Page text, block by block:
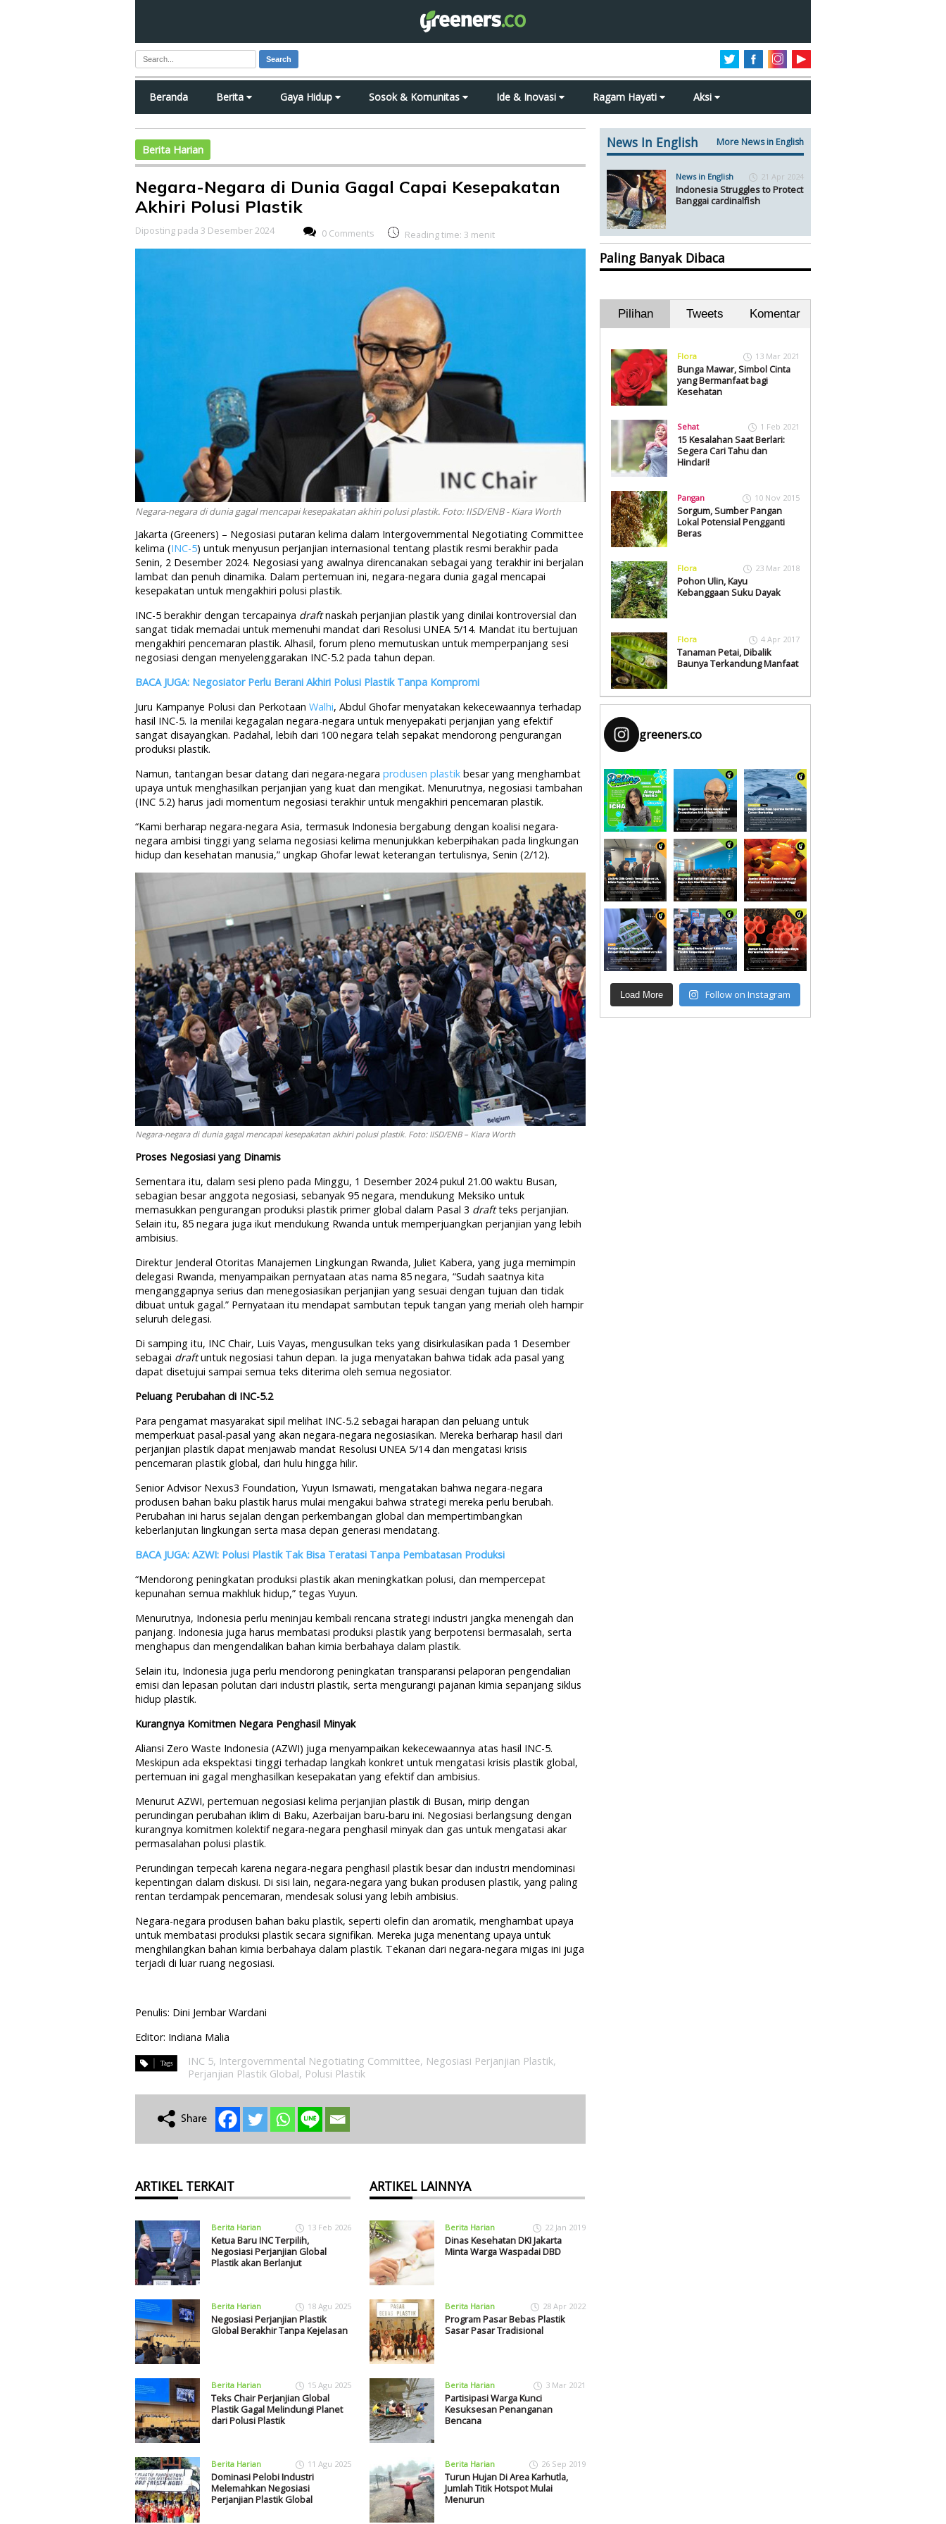
Search
Beranda Berita Gaya Hidup Sosok & Komunitas Ide & Inovasi Ragam Hayati Aksi
Berita Harian
Negara-Negara di Dunia Gagal Capai Kesepakatan
Akhiri Polusi Plastik
Diposting pada 3 Desember 2024 0 Comments Reading time: 3 menit
Negara-negara di dunia gagal mencapai kesepakatan akhiri polusi plastik. Foto: IISD/ENB - Kiara Worth
Jakarta (Greeners) – Negosiasi putaran kelima dalam Intergovernmental Negotiating Committee
kelima (INC-5) untuk menyusun perjanjian internasional tentang plastik resmi berakhir pada
Senin, 2 Desember 2024. Negosiasi yang awalnya direncanakan sebagai yang terakhir ini berjalan
lambat dan penuh dinamika. Dalam pertemuan ini, negara-negara dunia gagal mencapai
kesepakatan untuk mengakhiri polusi plastik.
INC-5 berakhir dengan tercapainya draftnaskah perjanjian plastik yang dinilai kontroversial dan
sangat tidak memadai untuk memenuhi mandat dari Resolusi UNEA 5/14. Mandat itu bertujuan
mengakhiri pencemaran plastik. Alhasil, forum pleno memutuskan untuk memperpanjang sesi
negosiasi dengan menyelenggarakan INC-5.2 pada tahun depan.
BACA JUGA: Negosiator Perlu Berani Akhiri Polusi Plastik Tanpa Kompromi
Juru Kampanye Polusi dan Perkotaan Walhi, Abdul Ghofar menyatakan kekecewaannya terhadap
hasil INC-5. Ia menilai kegagalan negara-negara untuk menyepakati perjanjian yang efektif
sangat disayangkan. Padahal, lebih dari 100 negara telah sepakat mendorong pengurangan
produksi plastik.
Namun, tantangan besar datang dari negara-negara produsen plastik besar yang menghambat
upaya untuk menghasilkan perjanjian yang kuat dan mengikat. Menurutnya, negosiasi tambahan
(INC 5.2) harus jadi momentum negosiasi terakhir untuk mengakhiri pencemaran plastik.
“Kami berharap negara-negara Asia, termasuk Indonesia bergabung dengan koalisi negara-
negara ambisi tinggi yang selama negosiasi kelima menunjukkan keberpihakan pada lingkungan
hidup dan kesehatan manusia,” ungkap Ghofar lewat keterangan tertulisnya, Senin (2/12).
Negara-negara di dunia gagal mencapai kesepakatan akhiri polusi plastik. Foto: IISD/ENB – Kiara Worth
Proses Negosiasi yang Dinamis
Sementara itu, dalam sesi pleno pada Minggu, 1 Desember 2024 pukul 21.00 waktu Busan,
sebagian besar anggota negosiasi, sebanyak 95 negara, mendukung Meksiko untuk
memasukkan pengurangan produksi plastik primer global dalam Pasal 3 draftteks perjanjian.
Selain itu, 85 negara juga ikut mendukung Rwanda untuk memperjuangkan perjanjian yang lebih
ambisius.
Direktur Jenderal Otoritas Manajemen Lingkungan Rwanda, Juliet Kabera, yang juga memimpin
delegasi Rwanda, menyampaikan pernyataan atas nama 85 negara, “Sudah saatnya kita
menganggapnya serius dan menegosiasikan perjanjian yang sesuai dengan tujuan dan tidak
dibuat untuk gagal.” Pernyataan itu mendapat sambutan tepuk tangan yang meriah oleh hampir
seluruh delegasi.
Di samping itu, INC Chair, Luis Vayas, mengusulkan teks yang disirkulasikan pada 1 Desember
sebagai draftuntuk negosiasi tahun depan. Ia juga menyatakan bahwa tidak ada pasal yang
dapat disetujui sampai semua teks diterima oleh semua negosiator.
Peluang Perubahan di INC-5.2
Para pengamat masyarakat sipil melihat INC-5.2 sebagai harapan dan peluang untuk
memperkuat pasal-pasal yang akan negara-negara negosiasikan. Mereka berharap hasil dari
perjanjian plastik dapat menjawab mandat Resolusi UNEA 5/14 dan mengatasi krisis
pencemaran plastik global, dari hulu hingga hilir.
Senior Advisor Nexus3 Foundation, Yuyun Ismawati, mengatakan bahwa negara-negara
produsen bahan baku plastik harus mulai mengakui bahwa strategi mereka perlu berubah.
Perubahan ini harus sejalan dengan perkembangan global dan mempertimbangkan
keberlanjutan lingkungan serta masa depan generasi mendatang.
BACA JUGA: AZWI: Polusi Plastik Tak Bisa Teratasi Tanpa Pembatasan Produksi
“Mendorong peningkatan produksi plastik akan meningkatkan polusi, dan mempercepat
kepunahan semua makhluk hidup,” tegas Yuyun.
Menurutnya, Indonesia perlu meninjau kembali rencana strategi industri jangka menengah dan
panjang. Indonesia juga harus membatasi produksi plastik yang berpotensi bermasalah, serta
menghapus dan mengendalikan bahan kimia berbahaya dalam plastik.
Selain itu, Indonesia juga perlu mendorong peningkatan transparansi pelaporan pengendalian
emisi dan lepasan polutan dari industri plastik, serta mengurangi pajanan kimia sepanjang siklus
hidup plastik.
Kurangnya Komitmen Negara Penghasil Minyak
Aliansi Zero Waste Indonesia (AZWI) juga menyampaikan kekecewaannya atas hasil INC-5.
Meskipun ada ekspektasi tinggi terhadap langkah konkret untuk mengatasi krisis plastik global,
pertemuan ini gagal menghasilkan kesepakatan yang efektif dan ambisius.
Menurut AZWI, pertemuan negosiasi kelima perjanjian plastik di Busan, mirip dengan
perundingan perubahan iklim di Baku, Azerbaijan baru-baru ini. Negosiasi berlangsung dengan
kurangnya komitmen kolektif negara-negara penghasil minyak dan gas untuk mengatasi akar
permasalahan polusi plastik.
Perundingan terpecah karena negara-negara penghasil plastik besar dan industri mendominasi
kepentingan dalam diskusi. Di sisi lain, negara-negara yang bukan produsen plastik, yang paling
rentan terdampak pencemaran, mendesak solusi yang lebih ambisius.
Negara-negara produsen bahan baku plastik, seperti olefin dan aromatik, menghambat upaya
untuk membatasi produksi plastik secara signifikan. Mereka juga menentang upaya untuk
menghilangkan bahan kimia berbahaya dalam plastik. Tekanan dari negara-negara migas ini juga
terjadi di luar ruang negosiasi.
Penulis: Dini Jembar Wardani
Editor: Indiana Malia
INC 5, Intergovernmental Negotiating Committee, Negosiasi Perjanjian Plastik,
Perjanjian Plastik Global, Polusi Plastik
ARTIKEL TERKAIT
Berita Harian 13 Feb 2026
Ketua Baru INC Terpilih,
Negosiasi Perjanjian Global
Plastik akan Berlanjut
Berita Harian 18 Agu 2025
Negosiasi Perjanjian Plastik
Global Berakhir Tanpa Kejelasan
Berita Harian 15 Agu 2025
Teks Chair Perjanjian Global
Plastik Gagal Melindungi Planet
dari Polusi Plastik
Berita Harian 11 Agu 2025
Dominasi Pelobi Industri
Melemahkan Negosiasi
Perjanjian Plastik Global
ARTIKEL LAINNYA
Berita Harian 22 Jan 2019
Dinas Kesehatan DKI Jakarta
Minta Warga Waspadai DBD
Berita Harian 28 Apr 2022
Program Pasar Bebas Plastik
Sasar Pasar Tradisional
Berita Harian 3 Mar 2021
Partisipasi Warga Kunci
Kesuksesan Penanganan
Bencana
Berita Harian 26 Sep 2019
Turun Hujan Di Area Karhutla,
Jumlah Titik Hotspot Mulai
Menurun
News In English More News in English
News in English 21 Apr 2024
Indonesia Struggles to Protect
Banggai cardinalfish
Paling Banyak Dibaca
Pilihan Tweets Komentar
Flora 13 Mar 2021
Bunga Mawar, Simbol Cinta
yang Bermanfaat bagi
Kesehatan
Sehat 1 Feb 2021
15 Kesalahan Saat Berlari:
Segera Cari Tahu dan
Hindari!
Pangan 10 Nov 2015
Sorgum, Sumber Pangan
Lokal Potensial Pengganti
Beras
Flora 23 Mar 2018
Pohon Ulin, Kayu
Kebanggaan Suku Dayak
Flora 4 Apr 2017
Tanaman Petai, Dibalik
Baunya Terkandung Manfaat
greeners.co
Load More Follow on Instagram